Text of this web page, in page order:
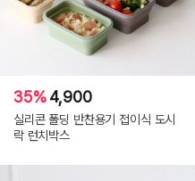
35%4,900
실리콘 폴딩 반찬용기 접이식 도시
락 런치박스